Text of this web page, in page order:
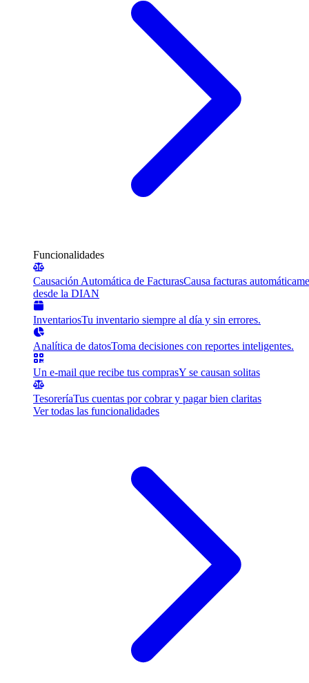
Funcionalidades
Causación Automática de FacturasCausa facturas
desde la DIAN
InventariosTu inventario siempre al día y sin errores.
Analítica de datosToma decisiones con reportes inteligentes.
Un e-mail que recibe tus comprasY se causan solitas
TesoreríaTus cuentas por cobrar y pagar bien claritas
Ver todas las funcionalidades